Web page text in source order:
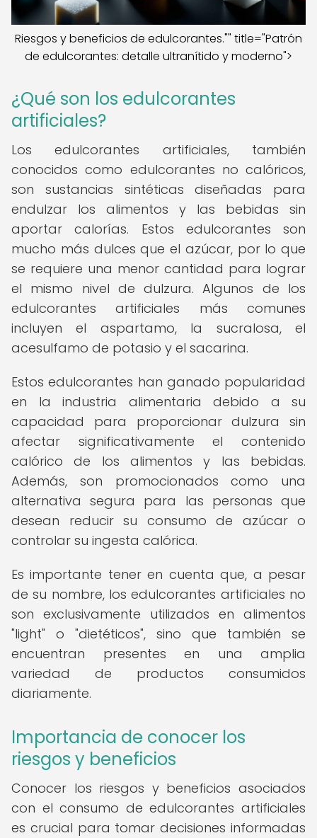
Riesgos y beneficios de edulcorantes."" title="Patrón
de edulcorantes: detalle ultranítido y moderno">
¿Qué son los edulcorantes
artificiales?
Los edulcorantes artificiales, también
conocidos como edulcorantes no calóricos,
son sustancias sintéticas diseñadas para
endulzar los alimentos y las bebidas sin
aportar calorías. Estos edulcorantes son
mucho más dulces que el azúcar, por lo que
se requiere una menor cantidad para lograr
el mismo nivel de dulzura. Algunos de los
edulcorantes artificiales más comunes
incluyen el aspartamo, la sucralosa, el
acesulfamo de potasio y el sacarina.
Estos edulcorantes han ganado popularidad
en la industria alimentaria debido a su
capacidad para proporcionar dulzura sin
afectar significativamente el contenido
calórico de los alimentos y las bebidas.
Además, son promocionados como una
alternativa segura para las personas que
desean reducir su consumo de azúcar o
controlar su ingesta calórica.
Es importante tener en cuenta que, a pesar
de su nombre, los edulcorantes artificiales no
son exclusivamente utilizados en alimentos
"light" o "dietéticos", sino que también se
encuentran presentes en una amplia
variedad de productos consumidos
diariamente.
Importancia de conocer los
riesgos y beneficios
Conocer los riesgos y beneficios asociados
con el consumo de edulcorantes artificiales
es crucial para tomar decisiones informadas